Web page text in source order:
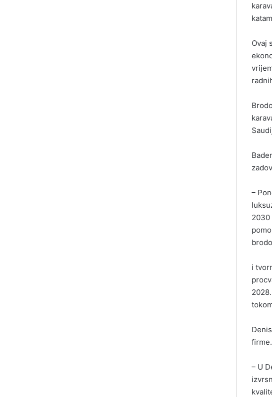
Ovaj
–
2030
i
firme.
– U